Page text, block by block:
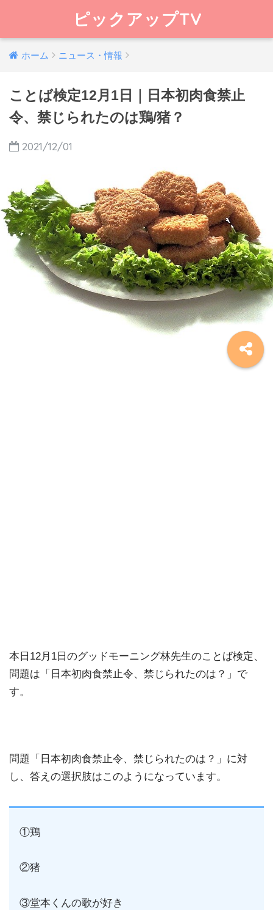
ピックアップTV
ホーム ニュース・情報
ことば検定12月1日｜日本初肉食禁止
令、禁じられたのは鶏/猪？
2021/12/01
本日12月1日のグッドモーニング林先生のことば検定、
問題は「日本初肉食禁止令、禁じられたのは？」で
す。
問題「日本初肉食禁止令、禁じられたのは？」に対
し、答えの選択肢はこのようになっています。
①鶏
②猪
③堂本くんの歌が好き